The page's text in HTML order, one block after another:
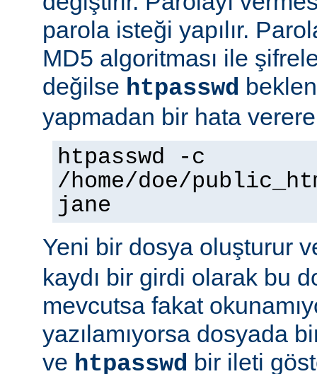
parola isteği yapılır.
MD5 algoritması ile
değilse htpasswd
yapmadan bir hata
htpasswd -c
/home/doe/
jane
Yeni bir dosya oluşturur
kaydı bir girdi olarak bu
mevcutsa fakat
yazılamıyorsa dosyada
ve htpasswd bir ileti